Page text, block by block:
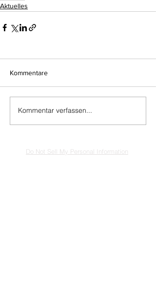
Aktuelles
Kommentare
Kommentar verfassen...
Do Not Sell My Personal Information